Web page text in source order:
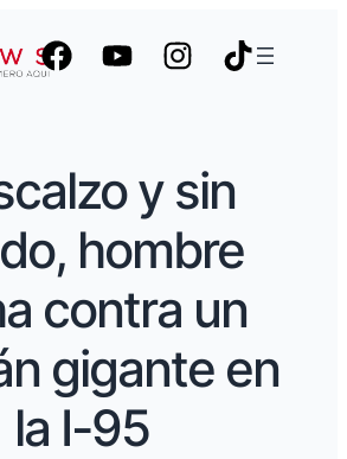
y sin
hombre
contra un
gigante en
la I-95